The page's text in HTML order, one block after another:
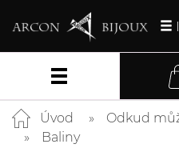
Úvod
Odkud
Baliny